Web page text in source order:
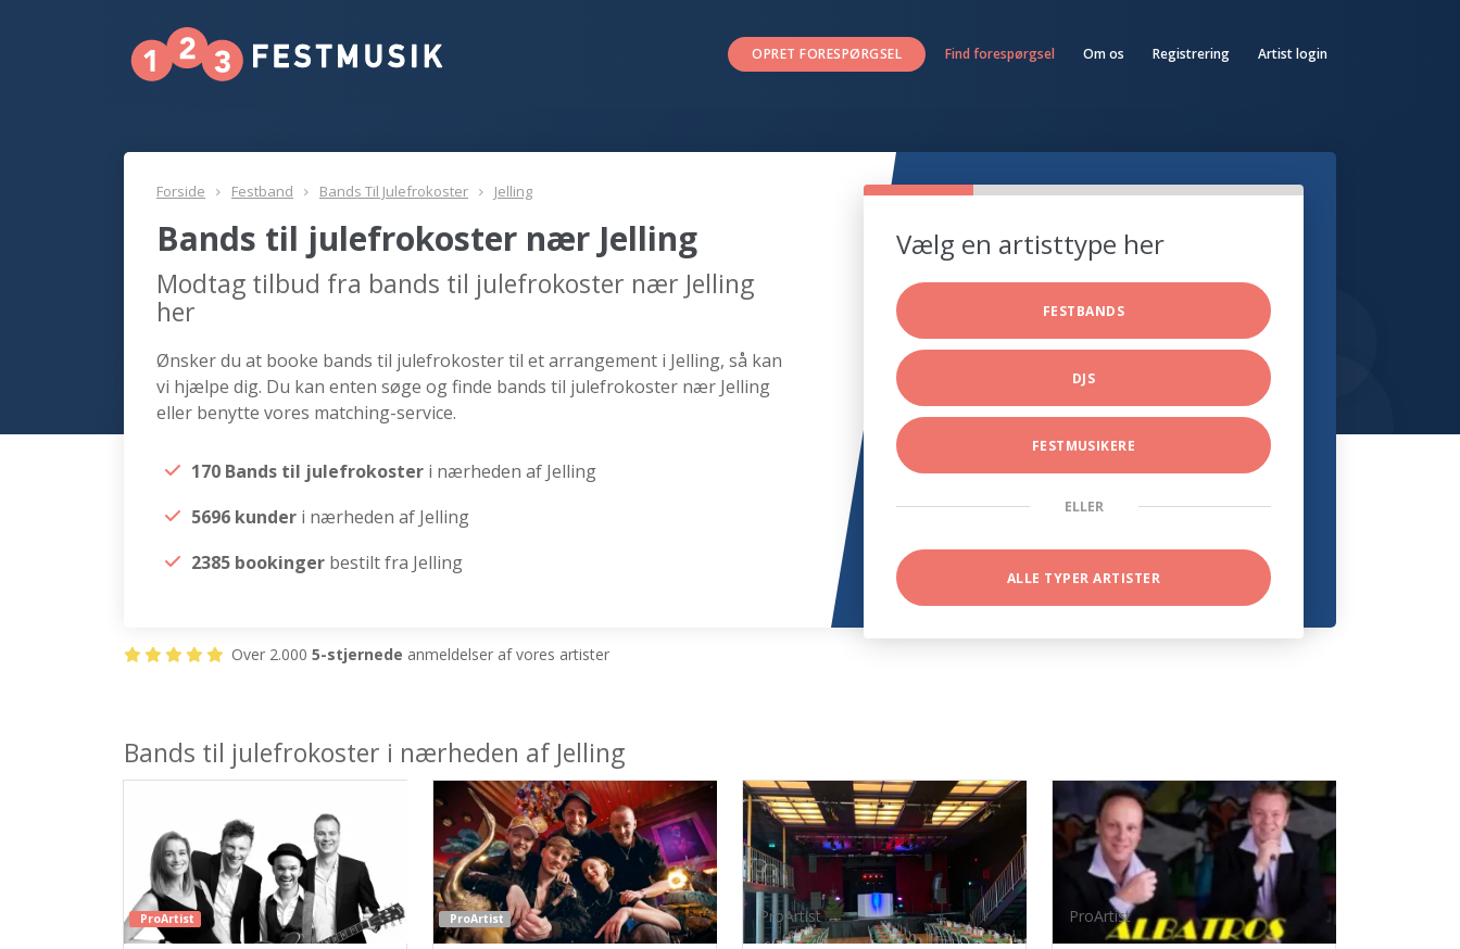
OPRET FORESPØRGSEL Find forespørgsel Om os Registrering Artist login
Forside Festband Bands Til Julefrokoster Jelling
Bands til julefrokoster nær Jelling
Modtag tilbud fra bands til julefrokoster nær Jelling
her
Ønsker du at booke bands til julefrokoster til et arrangement i Jelling, så kan
vi hjælpe dig. Du kan enten søge og finde bands til julefrokoster nær Jelling
eller benytte vores matching-service.
170 Bands til julefrokoster i nærheden af Jelling
5696 kunder i nærheden af Jelling
2385 bookinger bestilt fra Jelling
Vælg en artisttype her
FESTBANDS
DJS
FESTMUSIKERE
ELLER
ALLE TYPER ARTISTER
Over 2.000 5-stjernede anmeldelser af vores artister
Bands til julefrokoster i nærheden af Jelling
ProArtist ProArtist ProArtist ProArtist